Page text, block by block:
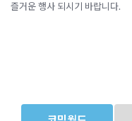
즐거운 행사 되시기 바랍니다.